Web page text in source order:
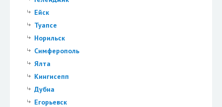
Ейск
Туапсе
Норильск
Симферополь
Ялта
Кингисепп
Дубна
Егорьевск